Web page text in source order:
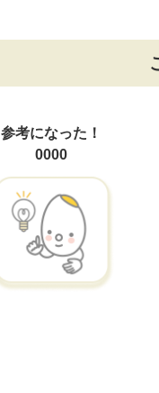
参考になった！
0000